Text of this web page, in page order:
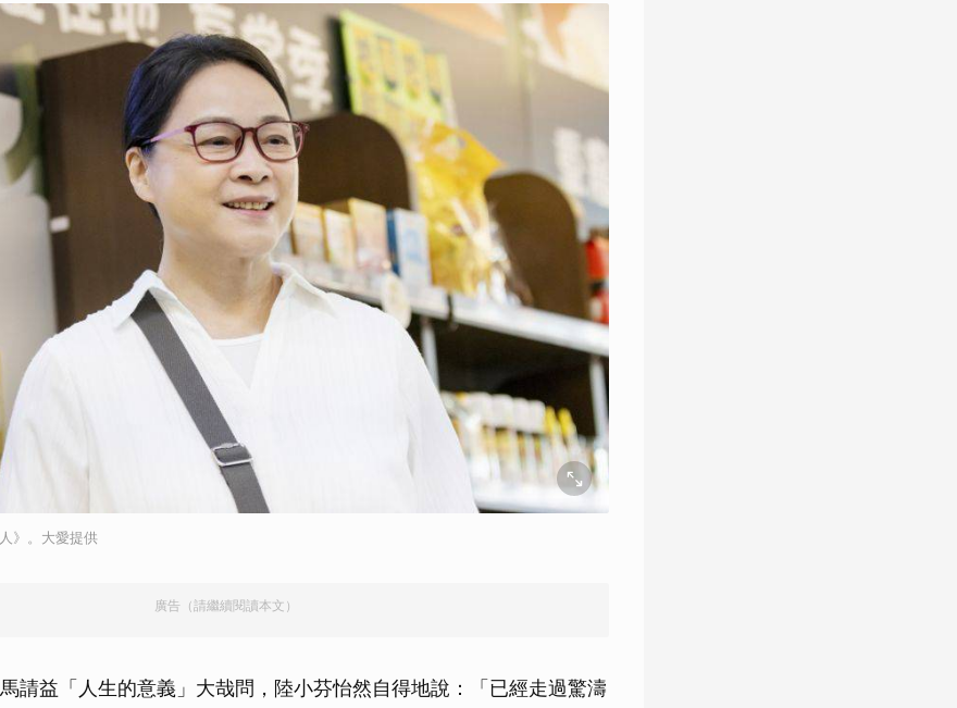
》。大愛提供
廣告（請繼續閱讀本文）
請益「人生的意義」大哉問，陸小芬怡然自得地說：「已經走過驚濤